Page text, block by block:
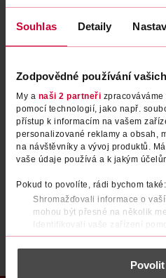
Souhlas Detaily
Zodpovědné používání
My a naši 2 partneři
pomocí technologií, jako např.
přístup k informacím na vašem
personalizované reklamy a obsah,
na návštěvníky a vývoj produktů.
vaše údaje používá a k jakým
Pokud to povolíte, rádi bychom také:
Shromažďovali informace o
mohou být přesné na několik
Identifikovali vaše zařízení
konkrétní charakteristiky (otisk
Zjistěte více o tom, jak
části s podrobnostmi
Povolit
Po registraci se stáváte členem ROSSMANN CLUBu a